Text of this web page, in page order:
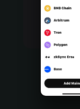
Português (Portugal)
Bahasa Indonesia
Português (Brasil)
Español (Argentina)